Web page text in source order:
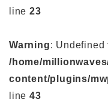
line 23
Warning:
/home/
content/plugins/
line 43